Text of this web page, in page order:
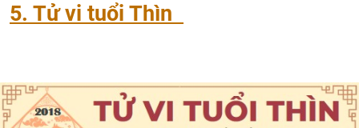
5. Tử vi tuổi Thìn